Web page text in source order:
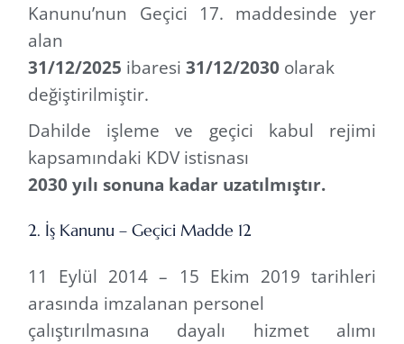
Kanunu’nun Geçici 17. maddesinde yer
alan
31/12/2025 ibaresi31/12/2030 olarak
değiştirilmiştir.
Dahilde işleme ve geçici kabul rejimi
kapsamındaki KDV istisnası
2030 yılı sonuna kadar uzatılmıştır.
2. İş Kanunu – Geçici Madde 12
11 Eylül 2014 – 15 Ekim 2019 tarihleri
arasında imzalanan personel
çalıştırılmasına dayalı hizmet alımı